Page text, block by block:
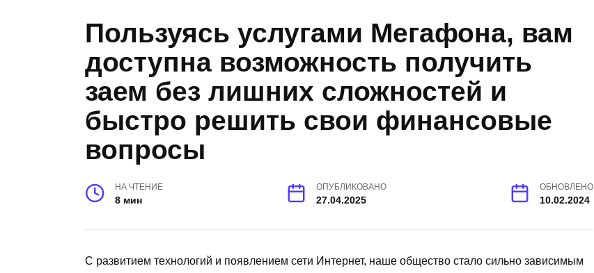
Пользуясь услугами Мегафона, вам
доступна возможность получить
заем без лишних сложностей и
быстро решить свои финансовые
вопросы
НА ЧТЕНИЕ
8 мин
ОПУБЛИКОВАНО
27.04.2025
ОБНОВЛЕНО
10.02.2024
С развитием технологий и появлением сети Интернет, наше общество стало сильно зависимым